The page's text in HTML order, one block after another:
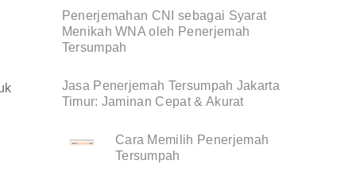
Penerjemahan CNI sebagai Syarat
Menikah WNA oleh Penerjemah
Tersumpah
Jasa Penerjemah Tersumpah Jakarta
Timur: Jaminan Cepat & Akurat
Cara Memilih Penerjemah
Tersumpah